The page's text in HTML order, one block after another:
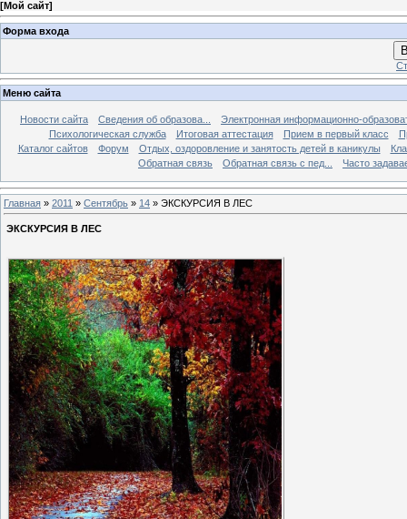
[Мой сайт]
Форма входа
Меню сайта
Новости сайта Сведения об образова...
Электронная информационно-
Психологическая служба
Итоговая аттестация Прием в первый класс
Каталог сайтов
Форум Отдых, оздоровление и занятость детей в каникулы
Обратная связь
Обратная связь с пед... Часто
Главная » 2011 » Сентябрь » 14 » ЭКСКУРСИЯ В ЛЕС
ЭКСКУРСИЯ В ЛЕС